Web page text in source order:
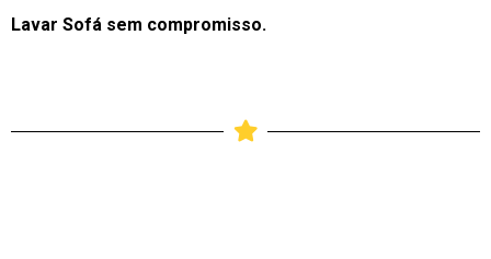
Lavar Sofá sem compromisso.